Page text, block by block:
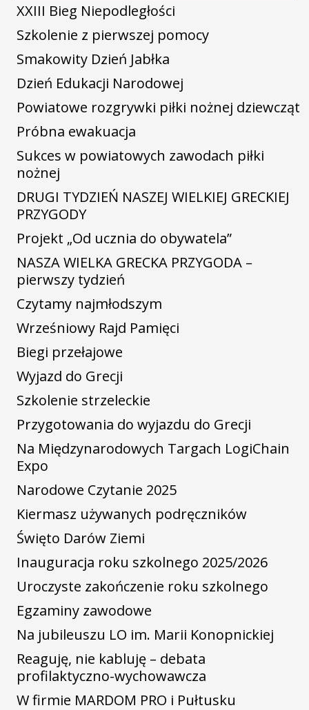
XXIII Bieg Niepodległości
Szkolenie z pierwszej pomocy
Smakowity Dzień Jabłka
Dzień Edukacji Narodowej
Powiatowe rozgrywki piłki nożnej dziewcząt
Próbna ewakuacja
Sukces w powiatowych zawodach piłki
nożnej
DRUGI TYDZIEŃ NASZEJ WIELKIEJ GRECKIEJ
PRZYGODY
Projekt „Od ucznia do obywatela”
NASZA WIELKA GRECKA PRZYGODA –
pierwszy tydzień
Czytamy najmłodszym
Wrześniowy Rajd Pamięci
Biegi przełajowe
Wyjazd do Grecji
Szkolenie strzeleckie
Przygotowania do wyjazdu do Grecji
Na Międzynarodowych Targach LogiChain
Expo
Narodowe Czytanie 2025
Kiermasz używanych podręczników
Święto Darów Ziemi
Inauguracja roku szkolnego 2025/2026
Uroczyste zakończenie roku szkolnego
Egzaminy zawodowe
Na jubileuszu LO im. Marii Konopnickiej
Reaguję, nie kabluję – debata
profilaktyczno-wychowawcza
W firmie MARDOM PRO i Pułtusku